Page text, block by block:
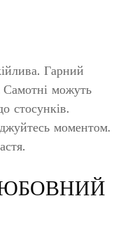
Гарний
Самотні можуть
стосунків.
моментом.